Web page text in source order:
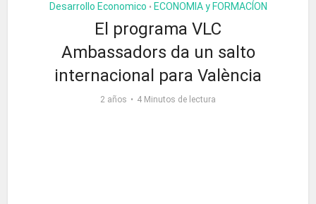
Desarrollo Economico • ECONOMIA y FORMACÍON
El programa VLC
Ambassadors da un salto
internacional para València
2 años 4 Minutos de lectura